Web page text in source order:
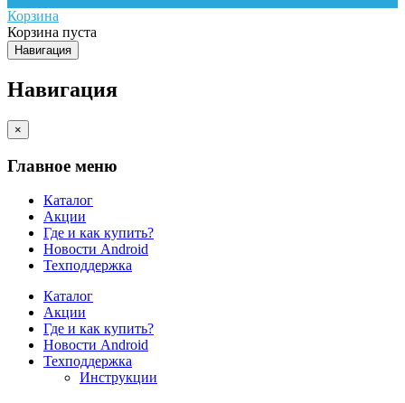
Корзина
Корзина пуста
Навигация
Навигация
×
Главное меню
Каталог
Акции
Где и как купить?
Новости Android
Техподдержка
Каталог
Акции
Где и как купить?
Новости Android
Техподдержка
Инструкции